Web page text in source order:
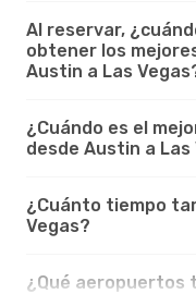
Al reservar,
obtener los
Austin a Las
¿Cuándo es el
desde Austin a Las
¿Cuánto tiempo
Vegas?
¿Qué aeropuertos